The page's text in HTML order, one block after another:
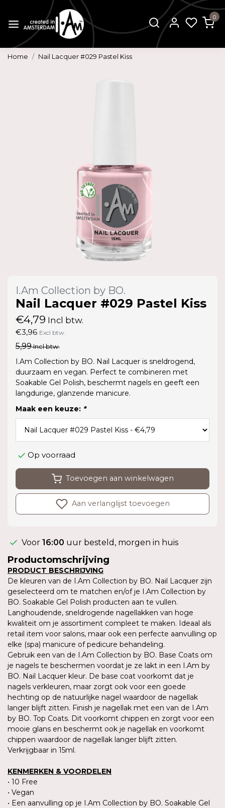
0
Home Nail Lacquer #029 Pastel Kiss
I.Am Collection by BO.
Nail Lacquer #029 Pastel Kiss
€4,79 Incl btw.
€3,96 Excl btw.
5,99Incl btw.
I.Am Collection by BO. Nail Lacquer is sneldrogend,
duurzaam en vegan. Perfect te combineren met
Soakable Gel Polish, beschermt nagels en geeft een
langdurige, glanzende manicure.
Maak een keuze: *
Op voorraad
Toevoegen aan winkelwagen
Aan verlanglijst toevoegen
Voor 16:00 uur besteld, morgen in huis
Productomschrijving
PRODUCT BESCHRIJVING
De kleuren van de I.Am Collection by BO. Nail Lacquer zijn
geselecteerd om te matchen en/of je I.Am Collection by
BO. Soakable Gel Polish producten aan te vullen.
Langhoudende, sneldrogende nagellakken van hoge
kwaliteit om je assortiment compleet te maken. Ideaal als
retail item voor salons, maar ook een perfecte aanvulling op
elke (spa) manicure of pedicure behandeling.
Gebruik een van de I.Am Collection by BO. Base Coats om
je nagels te beschermen voordat je ze lakt in een I.Am by
BO. Nail Lacquer kleur. De base coat voorkomt dat je
nagels verkleuren, maar zorgt ook voor een goede
hechting op de natuurlijke nagel waardoor de nagellak
langer blijft zitten. Finish je nagellak met een van de I.Am
by BO. Top Coats. Dit voorkomt chippen en zorgt voor een
mooie glans en beschermt ook je nagellak en voorkomt
chippen waardoor de nagellak langer blijft zitten.
Verkrijgbaar in 15ml.
KENMERKEN & VOORDELEN
• 10 Free
• Vegan
• Een aanvulling op je I.Am Collection by BO. Soakable Gel